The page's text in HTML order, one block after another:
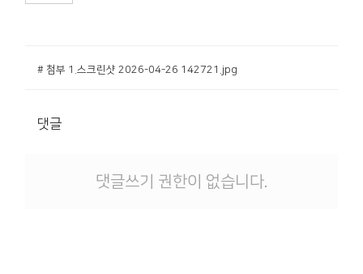
# 첨부 1.스크린샷 2026-04-26 142721.jpg
댓글
댓글쓰기 권한이 없습니다.